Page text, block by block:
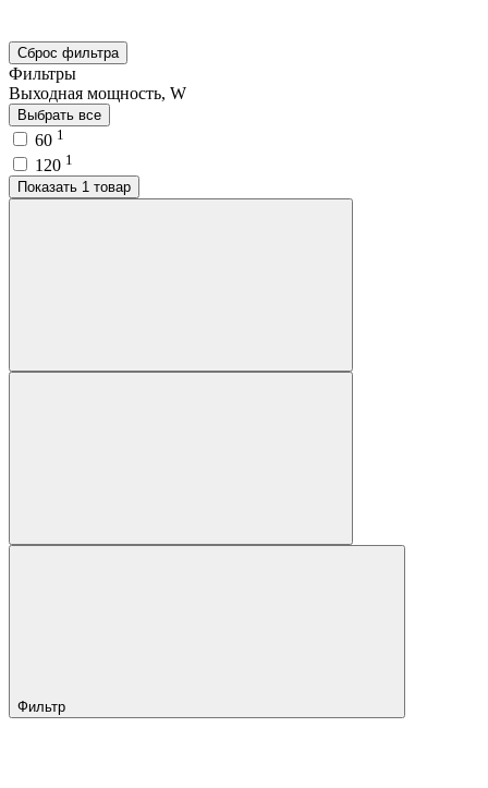
Сброс фильтра
Фильтры
Выходная мощность, W
Выбрать все
60 1
120 1
Показать 1 товар
Фильтр